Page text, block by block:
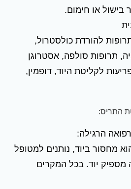
או חימום.
להורדת כולסטרול,
תרופות סולפה, אסטרוגן
לקליטת היוד, דופמין,
התריס:
הרגילה:
מחסור ביוד, נותנים למטופל
מספיק יוד. בכל המקרים